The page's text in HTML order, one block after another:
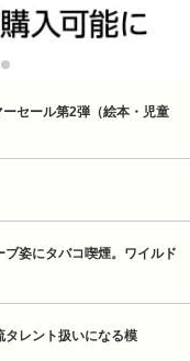
セール第2弾（絵本・児童
姿にタバコ喫煙。ワイルド
タレント扱いになる模